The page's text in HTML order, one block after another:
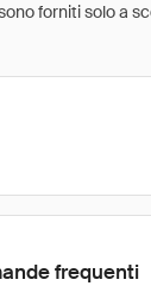
forniti solo
frequenti